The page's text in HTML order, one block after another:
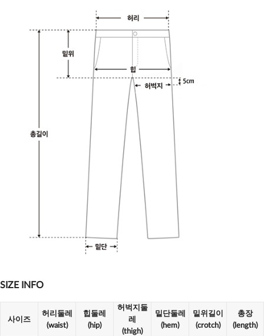
SIZE INFO
사이즈
허리둘레
(waist)
힙둘레
(hip)
허벅지둘
레
(thigh)
밑단둘레
(hem)
밑위길이
(crotch)
총장
(length)